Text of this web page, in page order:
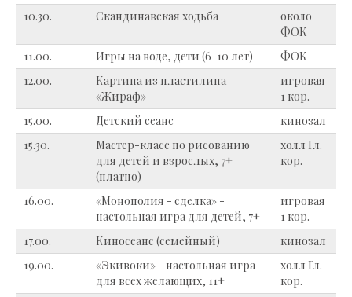
10.30.
Скандинавская ходьба
около
ФОК
11.00.
Игры на воде, дети (6-10 лет)
ФОК
12.00.
Картина из пластилина
«Жираф»
игровая
1 кор.
15.00.
Детский сеанс
кинозал
15.30.
Мастер-класс по рисованию
для детей и взрослых, 7+
(платно)
холл Гл.
кор.
16.00.
«Монополия - сделка» -
настольная игра для детей, 7+
игровая
1 кор.
17.00.
Киносеанс (семейный)
кинозал
19.00.
«Экивоки» - настольная игра
для всех желающих, 11+
холл Гл.
кор.